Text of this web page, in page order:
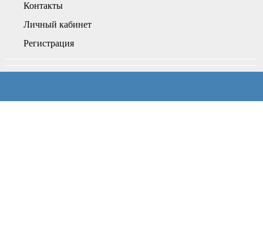
Контакты
Личный кабинет
Регистрация